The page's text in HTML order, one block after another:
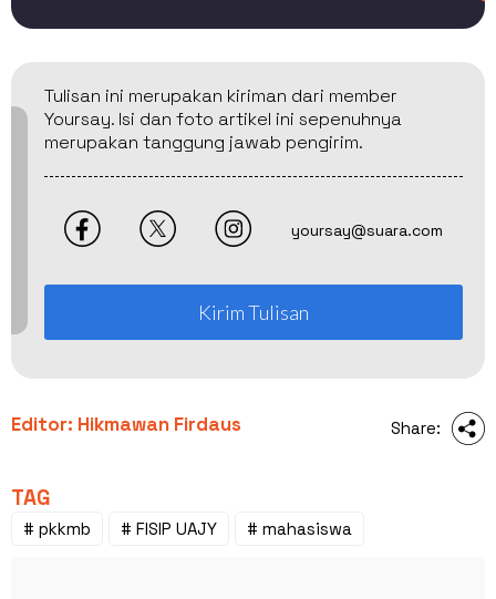
Tulisan ini merupakan kiriman dari member
Yoursay. Isi dan foto artikel ini sepenuhnya
merupakan tanggung jawab pengirim.
yoursay@suara.com
Kirim Tulisan
Editor: Hikmawan Firdaus Share:
TAG
# pkkmb # FISIP UAJY # mahasiswa